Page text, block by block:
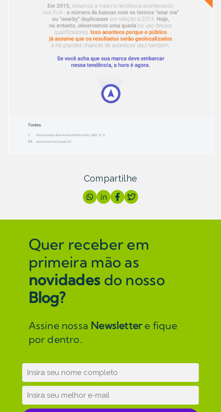
Compartilhe
Quer receber em
primeira mão as
novidades do nosso
Blog?
Assine nossa Newslettere fique
por dentro.